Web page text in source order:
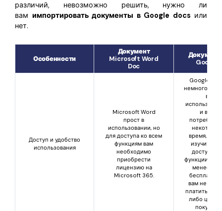
различий, невозможно решить, нужно ли
вам импортировать документы в Google docs или
нет.
Особенности
Документ
Microsoft Word
Doc
Google
Доступ и удобство
использования
Microsoft Word
прост в
использовании, но
для доступа ко всем
функциям вам
необходимо
приобрести
лицензию на
Microsoft 365.
Google
немного
в
и вам
некоторое
время,
изучить
доступные
функции.
менее, это
бесплатно,
вам не
платить
либо цену
покупку.